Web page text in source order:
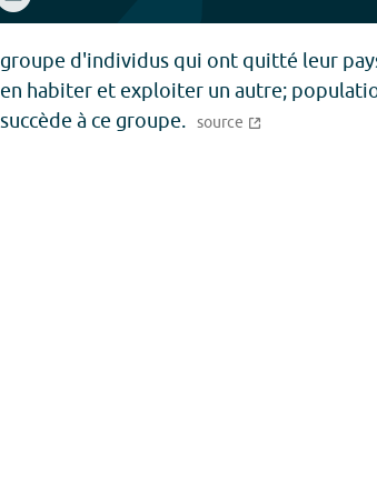
groupe d'individus qui ont quitté leur
en habiter et exploiter un autre;
succède à ce groupe. source